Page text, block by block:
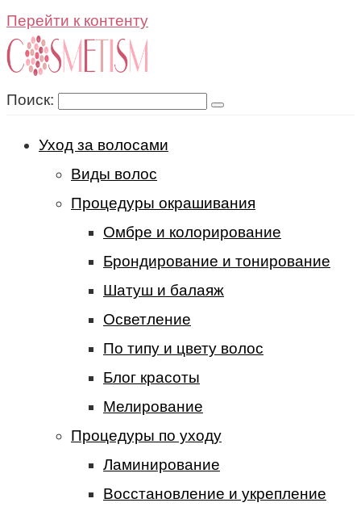
Перейти к контенту
Поиск:
Уход за волосами
Виды волос
Процедуры окрашивания
Омбре и колорирование
Брондирование и тонирование
Шатуш и балаяж
Осветление
По типу и цвету волос
Блог красоты
Мелирование
Процедуры по уходу
Ламинирование
Восстановление и укрепление